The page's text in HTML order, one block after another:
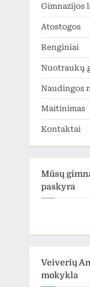
Gimnazijos
Atostogos
Renginiai
Nuotraukų
Naudingos
Maitinimas
Kontaktai
Mūsų
paskyra
Veiverių
mokykla